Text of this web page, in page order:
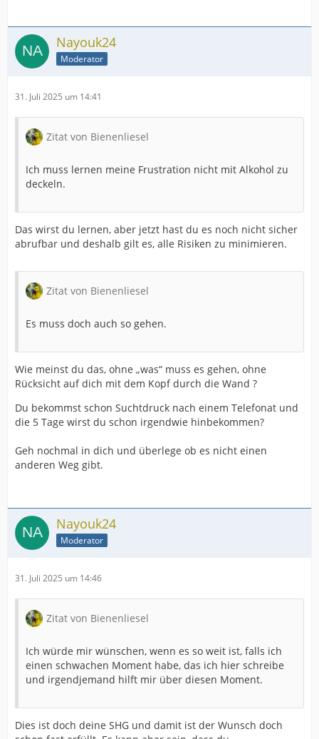
Nayouk24
Moderator
31. Juli 2025 um 14:41
Zitat von Bienenliesel
Ich muss lernen meine Frustration nicht mit Alkohol zu
deckeln.
Das wirst du lernen, aber jetzt hast du es noch nicht sicher
abrufbar und deshalb gilt es, alle Risiken zu minimieren.
Zitat von Bienenliesel
Es muss doch auch so gehen.
Wie meinst du das, ohne „was“ muss es gehen, ohne
Rücksicht auf dich mit dem Kopf durch die Wand ?
Du bekommst schon Suchtdruck nach einem Telefonat und
die 5 Tage wirst du schon irgendwie hinbekommen?
Geh nochmal in dich und überlege ob es nicht einen
anderen Weg gibt.
Nayouk24
Moderator
31. Juli 2025 um 14:46
Zitat von Bienenliesel
Ich würde mir wünschen, wenn es so weit ist, falls ich
einen schwachen Moment habe, das ich hier schreibe
und irgendjemand hilft mir über diesen Moment.
Dies ist doch deine SHG und damit ist der Wunsch doch